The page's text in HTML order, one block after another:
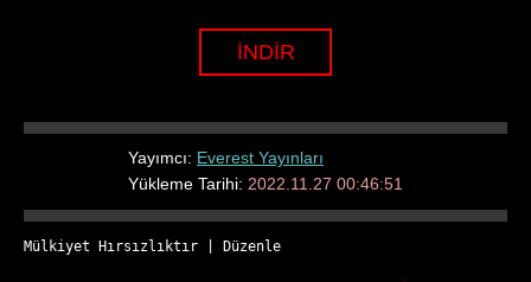
İNDİR
Yayımcı: Everest Yayınları
Yükleme Tarihi: 2022.11.27 00:46:51
Mülkiyet Hırsızlıktır Düzenle